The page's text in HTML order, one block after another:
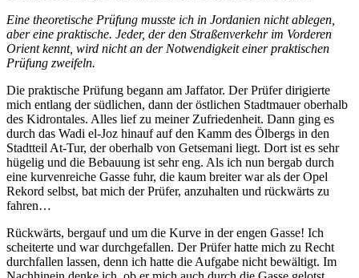
Eine theoretische Prüfung musste ich in Jordanien nicht ablegen,
aber eine praktische. Jeder, der den Straßenverkehr im Vorderen
Orient kennt, wird nicht an der Notwendigkeit einer praktischen
Prüfung zweifeln.
Die praktische Prüfung begann am Jaffator. Der Prüfer dirigierte
mich entlang der südlichen, dann der östlichen Stadtmauer oberhalb
des Kidrontales. Alles lief zu meiner Zufriedenheit. Dann ging es
durch das Wadi el-Joz hinauf auf den Kamm des Ölbergs in den
Stadtteil At-Tur, der oberhalb von Getsemani liegt. Dort ist es sehr
hügelig und die Bebauung ist sehr eng. Als ich nun bergab durch
eine kurvenreiche Gasse fuhr, die kaum breiter war als der Opel
Rekord selbst, bat mich der Prüfer, anzuhalten und rückwärts zu
fahren…
Rückwärts, bergauf und um die Kurve in der engen Gasse! Ich
scheiterte und war durchgefallen. Der Prüfer hatte mich zu Recht
durchfallen lassen, denn ich hatte die Aufgabe nicht bewältigt. Im